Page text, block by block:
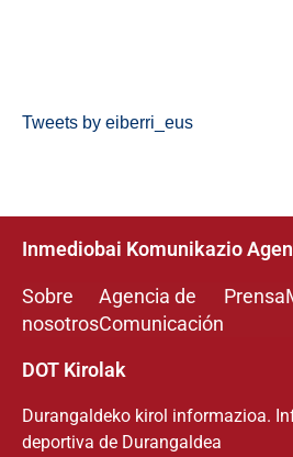
Tweets by eiberri_eus
Inmediobai Komunikazio
Sobre
nosotros
Agencia de
Comunicación
Prensa
DOT Kirolak
Durangaldeko kirol informazioa.
deportiva de Durangaldea